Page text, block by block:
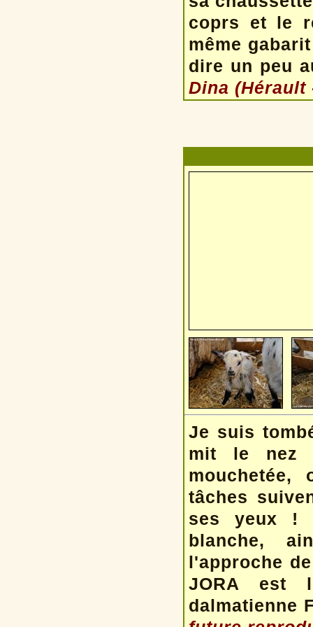
coprs et le
même
dire un peu
Dina (Hérault
Je suis
mit le nez
tâches
ses yeux !
blanche,
l'approche
JORA est
dalmatienne